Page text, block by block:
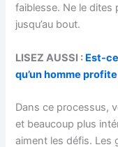
faiblesse. Ne le dites
jusqu’au bout.
LISEZ AUSSI : Est-
qu’un homme
Dans ce processus,
et beaucoup plus
aiment les défis. Les